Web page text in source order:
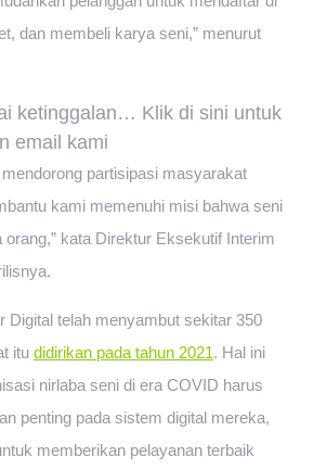
dan membeli karya seni,” menurut
ketinggalan… Klik di sini untuk
email kami
partisipasi masyarakat
kami memenuhi misi bahwa seni
kata Direktur Eksekutif Interim
Digital telah menyambut sekitar 350
itu didirikan pada tahun 2021. Hal ini
nirlaba seni di era COVID harus
penting pada sistem digital mereka,
memberikan pelayanan terbaik